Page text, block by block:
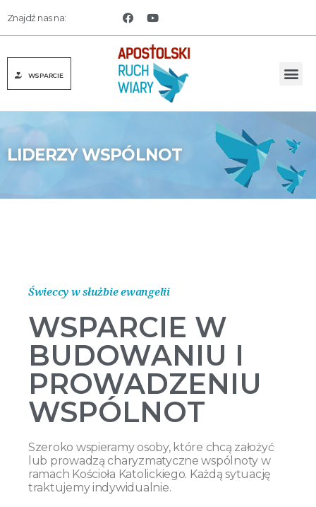
Znajdź nas na:
WSPARCIE
LIDERZY WSPÓLNOT
Świeccy w służbie ewangelii
WSPARCIE W
BUDOWANIU I
PROWADZENIU
WSPÓLNOT
Szeroko wspieramy osoby, które chcą założyć
lub prowadzą charyzmatyczne wspólnoty w
ramach Kościoła Katolickiego. Każdą sytuację
traktujemy indywidualnie.